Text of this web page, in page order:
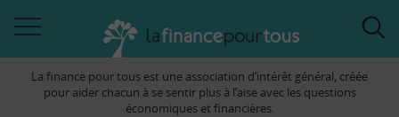
àLa finance pour tous est une association d’intérêt général, créée
pour aider chacun à se sentir plus à l’aise avec les questions
économiques et financières.